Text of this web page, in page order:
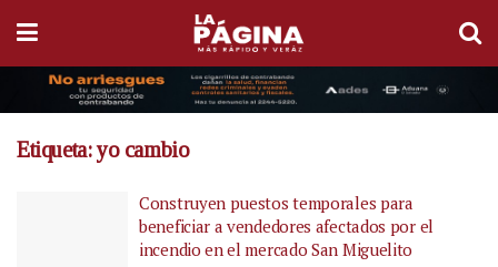
Etiqueta:yo cambio
Construyen puestos temporales para
beneficiar a vendedores afectados por el
incendio en el mercado San Miguelito